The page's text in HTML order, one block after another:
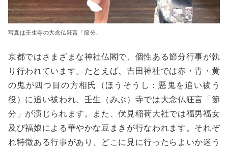
写真は壬生寺の大念仏狂言「節分」
京都ではさまざまな神社仏閣で、個性ある節分行事が執
り行われています。たとえば、吉田神社では赤・青・黄
の鬼が四つ目の方相氏（ほうそうし：悪鬼を追い祓う
役）に追い祓われ、壬生（みぶ）寺では大念仏狂言「節
分」が演じられます。また、伏見稲荷大社では福男福女
及び福娘による華やかな豆まきが行なわれます。それぞ
れ特徴ある行事があり、どこに見に行ったらよいか迷う